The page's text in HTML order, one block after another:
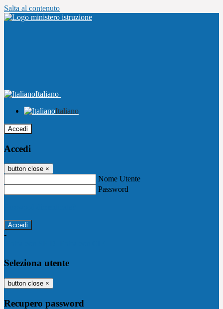
Salta al contenuto
Italiano
Italiano
Accedi
Accedi
button close ×
Nome Utente
Password
-
Seleziona utente
button close ×
Recupero password